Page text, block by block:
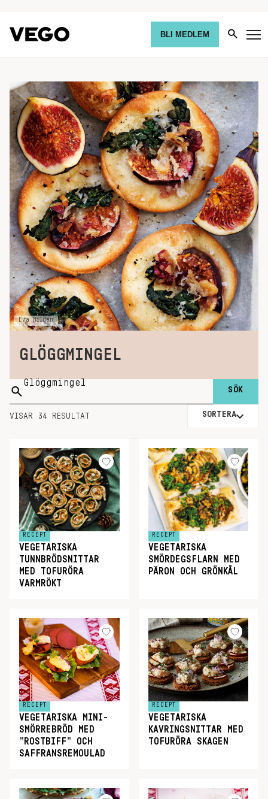
BLI MEDLEM
Eva Hildén
GLÖGGMINGEL
Sök
på:
VISAR 34 RESULTAT SORTERA
RECEPT
VEGETARISKA
TUNNBRÖDSNITTAR
MED TOFURÖRA
VARMRÖKT
RECEPT
VEGETARISKA
SMÖRDEGSFLARN MED
PÄRON OCH GRÖNKÅL
RECEPT
VEGETARISKA MINI-
SMÖRREBRÖD MED
”ROSTBIFF” OCH
SAFFRANSREMOULAD
RECEPT
VEGETARISKA
KAVRINGSNITTAR MED
TOFURÖRA SKAGEN